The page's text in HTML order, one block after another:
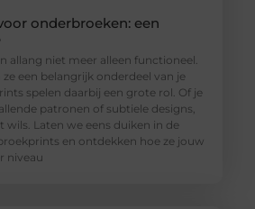
onderbroeken: een
allang niet meer alleen functioneel.
ze een belangrijk onderdeel van je
spelen daarbij een grote rol. Of je
patronen of subtiele designs,
wils. Laten we eens duiken in de
en ontdekken hoe ze jouw
niveau